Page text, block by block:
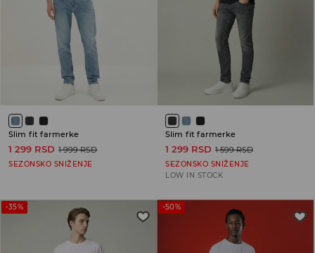
Slim fit farmerke
1 299 RSD 1 999 RSD
SEZONSKO SNIŽENJE
Slim fit farmerke
1 299 RSD 1 599 RSD
SEZONSKO SNIŽENJE
LOW IN STOCK
-35% -50%